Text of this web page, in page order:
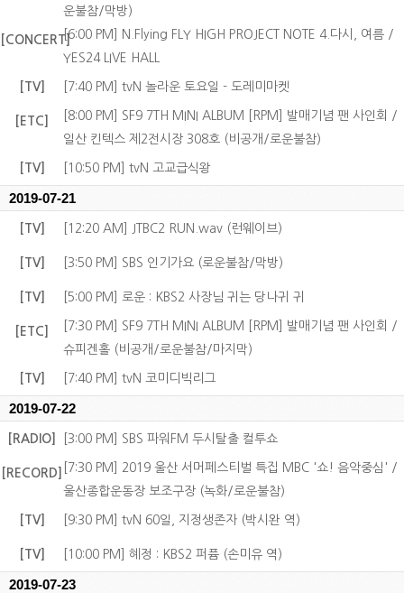
운불참/막방)
[CONCERT][6:00 PM] N.Flying FLY HIGH PROJECT NOTE 4.다시, 여름 /
YES24 LIVE HALL
[TV] [7:40 PM] tvN 놀라운 토요일 - 도레미마켓
[ETC]
[8:00 PM] SF9 7TH MINI ALBUM [RPM] 발매기념 팬 사인회 /
일산 킨텍스 제2전시장 308호 (비공개/로운불참)
[TV] [10:50 PM] tvN 고교급식왕
2019-07-21
[TV] [12:20 AM] JTBC2 RUN.wav (런웨이브)
[TV] [3:50 PM] SBS 인기가요 (로운불참/막방)
[TV] [5:00 PM] 로운 : KBS2 사장님 귀는 당나귀 귀
[ETC]
[7:30 PM] SF9 7TH MINI ALBUM [RPM] 발매기념 팬 사인회 /
슈피겐홀 (비공개/로운불참/마지막)
[TV] [7:40 PM] tvN 코미디빅리그
2019-07-22
[RADIO] [3:00 PM] SBS 파워FM 두시탈출 컬투쇼
[RECORD]
[7:30 PM] 2019 울산 서머페스티벌 특집 MBC '쇼! 음악중심' /
울산종합운동장 보조구장 (녹화/로운불참)
[TV] [9:30 PM] tvN 60일, 지정생존자 (박시완 역)
[TV] [10:00 PM] 혜정 : KBS2 퍼퓸 (손미유 역)
2019-07-23